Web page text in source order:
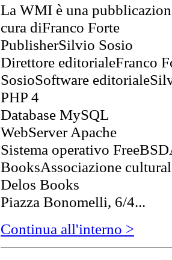
La WMI è una
cura diFranco Forte
PublisherSilvio Sosio
Direttore editorialeFranco
SosioSoftware
PHP 4
Database MySQL
WebServer Apache
Sistema operativo
BooksAssociazione
Delos Books
Piazza Bonomelli, 6/4...
Continua all'interno >